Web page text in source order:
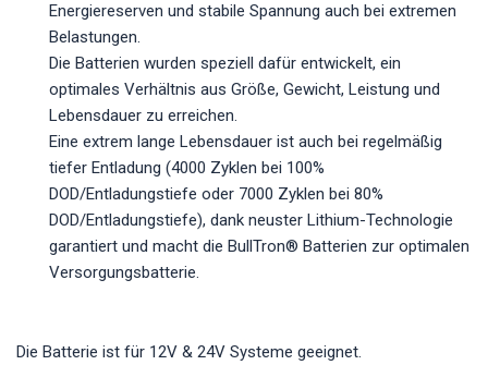
Energiereserven und stabile Spannung auch bei extremen
Belastungen.
Die Batterien wurden speziell dafür entwickelt, ein
optimales Verhältnis aus Größe, Gewicht, Leistung und
Lebensdauer zu erreichen.
Eine extrem lange Lebensdauer ist auch bei regelmäßig
tiefer Entladung (4000 Zyklen bei 100%
DOD/Entladungstiefe oder 7000 Zyklen bei 80%
DOD/Entladungstiefe), dank neuster Lithium-Technologie
garantiert und macht die BullTron® Batterien zur optimalen
Versorgungsbatterie.
Die Batterie ist für 12V & 24V Systeme geeignet.